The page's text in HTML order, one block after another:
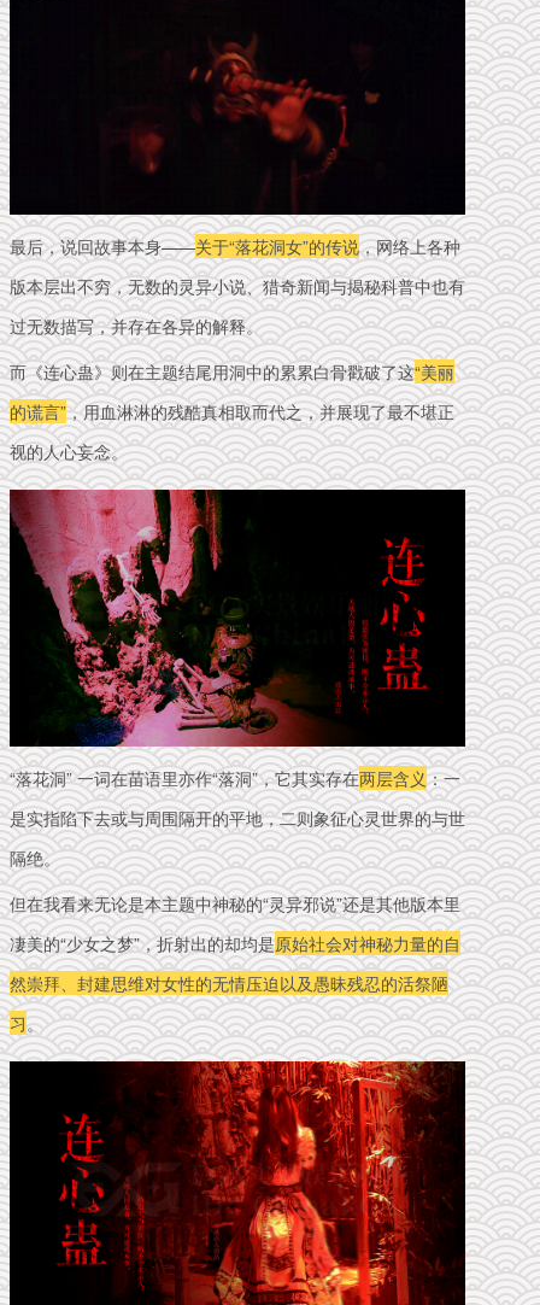
最后，说回故事本身——关于“落花洞女”的传说，网络上各种
版本层出不穷，无数的灵异小说、猎奇新闻与揭秘科普中也有
过无数描写，并存在各异的解释。
而《连心蛊》则在主题结尾用洞中的累累白骨戳破了这“美丽
的谎言”，用血淋淋的残酷真相取而代之，并展现了最不堪正
视的人心妄念。
“落花洞” 一词在苗语里亦作“落洞”，它其实存在两层含义：一
是实指陷下去或与周围隔开的平地，二则象征心灵世界的与世
隔绝。
但在我看来无论是本主题中神秘的“灵异邪说”还是其他版本里
凄美的“少女之梦”，折射出的却均是原始社会对神秘力量的自
然崇拜、封建思维对女性的无情压迫以及愚昧残忍的活祭陋
习。